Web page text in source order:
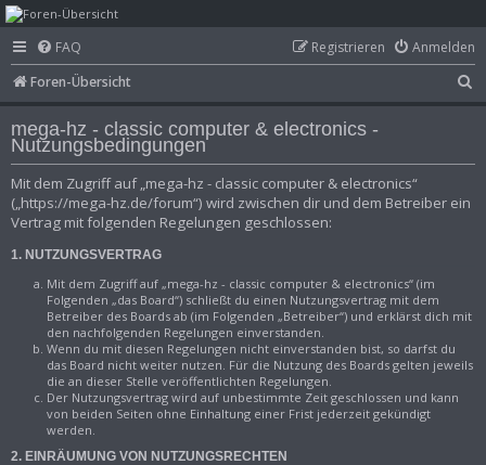
mega-hz - classic
computer &
electronics
FAQ Anmelden
Registrieren
Foren-Übersicht
u
h
mega-hz - classic computer & electronics -
Nutzungsbedingungen
Mit dem Zugriff auf „mega-hz - classic computer & electronics“
(„https://mega-hz.de/forum“) wird zwischen dir und dem Betreiber ein
Vertrag mit folgenden Regelungen geschlossen:
1. NUTZUNGSVERTRAG
Mit dem Zugriff auf „mega-hz - classic computer & electronics“ (im
Folgenden „das Board“) schließt du einen Nutzungsvertrag mit dem
Betreiber des Boards ab (im Folgenden „Betreiber“) und erklärst dich mit
den nachfolgenden Regelungen einverstanden.
Wenn du mit diesen Regelungen nicht einverstanden bist, so darfst du
das Board nicht weiter nutzen. Für die Nutzung des Boards gelten jeweils
die an dieser Stelle veröffentlichten Regelungen.
Der Nutzungsvertrag wird auf unbestimmte Zeit geschlossen und kann
von beiden Seiten ohne Einhaltung einer Frist jederzeit gekündigt
werden.
2. EINRÄUMUNG VON NUTZUNGSRECHTEN